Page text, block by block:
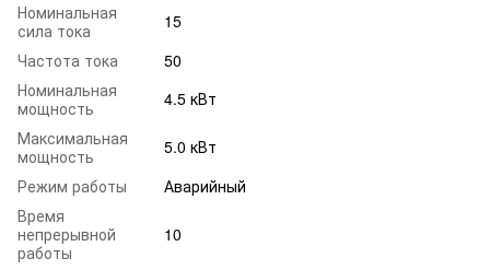
Номинальная
сила тока
15
Частота тока
50
Номинальная
мощность
4.5 кВт
Максимальная
мощность
5.0 кВт
Режим работы
Аварийный
Время
непрерывной
работы
10